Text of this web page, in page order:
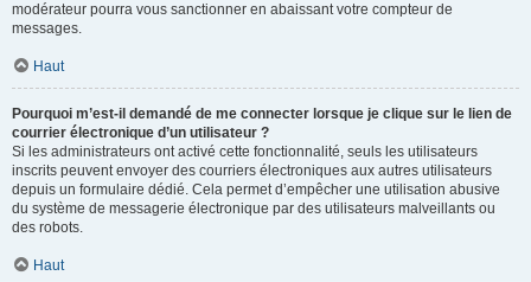
modérateur pourra vous sanctionner en abaissant votre compteur de
messages.
Haut
Pourquoi m’est-il demandé de me connecter lorsque je clique sur le lien de
courrier électronique d’un utilisateur ?
Si les administrateurs ont activé cette fonctionnalité, seuls les utilisateurs
inscrits peuvent envoyer des courriers électroniques aux autres utilisateurs
depuis un formulaire dédié. Cela permet d’empêcher une utilisation abusive
du système de messagerie électronique par des utilisateurs malveillants ou
des robots.
Haut